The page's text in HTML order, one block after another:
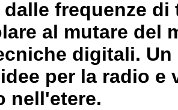
dalle frequenze
al mutare del
digitali.
per la radio
nell'etere.